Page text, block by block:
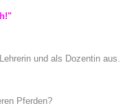
und als Dozentin aus.
Pferden?